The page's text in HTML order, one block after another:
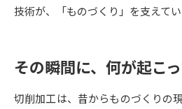
新増設大学・学部・学科特集
国
デジタルパンフレット 進
技術が、「ものづくり」を支えてい
その瞬間に、何が起こ
切削加工は、昔からものづくりの